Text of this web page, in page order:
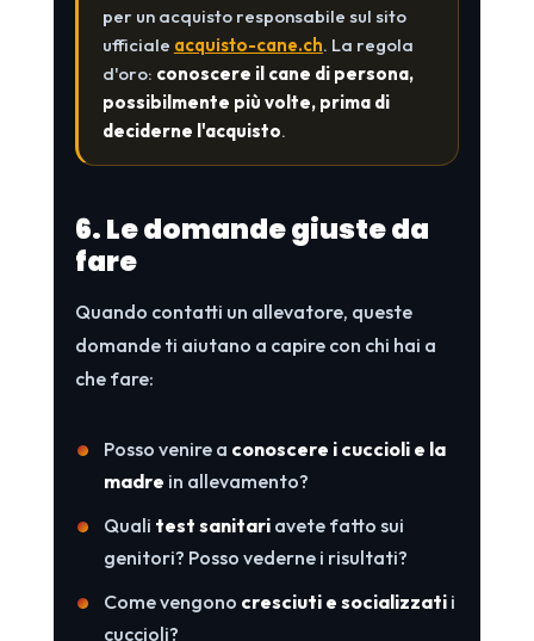
per un acquisto responsabile sul sito
ufficiale acquisto-cane.ch. La regola
d'oro: conoscere il cane di persona,
possibilmente più volte, prima di
deciderne l'acquisto.
6. Le domande giuste da
fare
Quando contatti un allevatore, queste
domande ti aiutano a capire con chi hai a
che fare:
Posso venire a conoscere i cuccioli e la
madre in allevamento?
Quali test sanitariavete fatto sui
genitori? Posso vederne i risultati?
Come vengono cresciuti e socializzatii
cuccioli?